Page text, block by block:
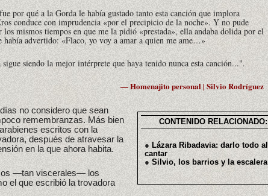
por qué a la Gorda le había gustado tanto esta canción que implora
conduce con imprudencia «por el precipicio de la noche». Y no pude
los mismos tiempos en que me la pidió «prestada», ella andaba dolida por el
había advertido: «Flaco, yo voy a amar a quien me ame…»
siendo la mejor intérprete que haya tenido nunca esta canción...".
— Homenajito personal | Silvio Rodríguez
CONTENIDO RELACIONADO:
●Lázara Ribadavia: darlo todo al
cantar
●Silvio, los barrios y la escalera
no considero que sean
remembranzas. Más bien
escritos con la
después de atravesar la
en la que ahora habita.
—tan viscerales— los
el que escribió la trovadora